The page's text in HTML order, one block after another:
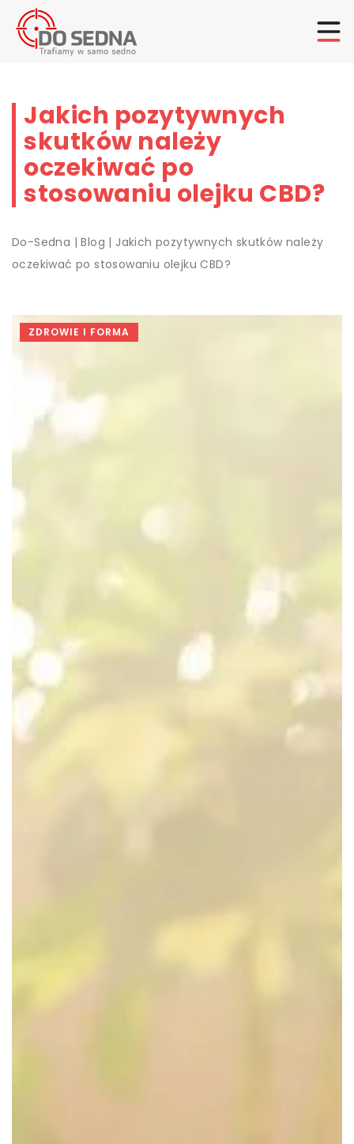
Jakich pozytywnych
skutków należy
oczekiwać po
stosowaniu olejku CBD?
Do-Sedna |Blog | Jakich pozytywnych skutków należy
oczekiwać po stosowaniu olejku CBD?
ZDROWIE I FORMA